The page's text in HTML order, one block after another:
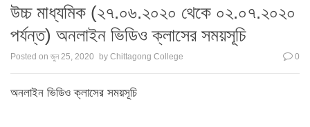
উচ্চ মাধ্যমিক (২৭.০৬.২০২০ থেকে ০২.০৭.২০২০
পর্যন্ত) অনলাইন ভিডিও ক্লাসের সময়সূচি
Posted on জুন 25, 2020 by Chittagong College 0
অনলাইন ভিডিও ক্লাসের সময়সূচি